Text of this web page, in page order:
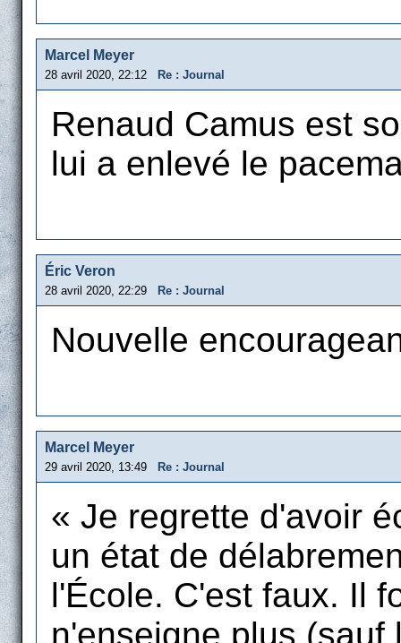
Marcel Meyer
28 avril 2020, 22:12 Re : Journal
Renaud Camus est
lui a enlevé le
Éric Veron
28 avril 2020, 22:29 Re : Journal
Nouvelle
Marcel Meyer
29 avril 2020, 13:49 Re : Journal
« Je regrette d'avoir
un état de
l'École. C'est faux. Il
n'enseigne plus